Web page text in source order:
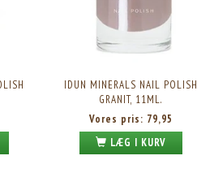
IDUN MINERALS NAIL POLISH
GRANIT, 11ML.
Vores pris: 79,95
LÆG I KURV